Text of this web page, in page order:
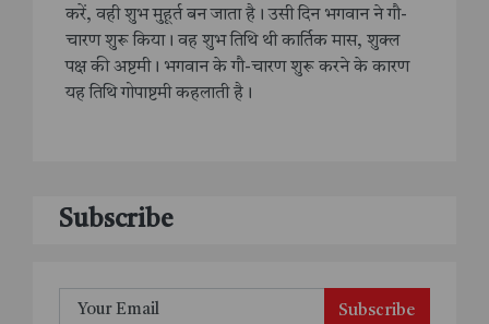
करें, वही शुभ मुहूर्त बन जाता है। उसी दिन भगवान ने गौ-
चारण शुरू किया। वह शुभ तिथि थी कार्तिक मास, शुक्ल
पक्ष की अष्टमी। भगवान के गौ-चारण शुरू करने के कारण
यह तिथि गोपाष्टमी कहलाती है।
Subscribe
Subscribe